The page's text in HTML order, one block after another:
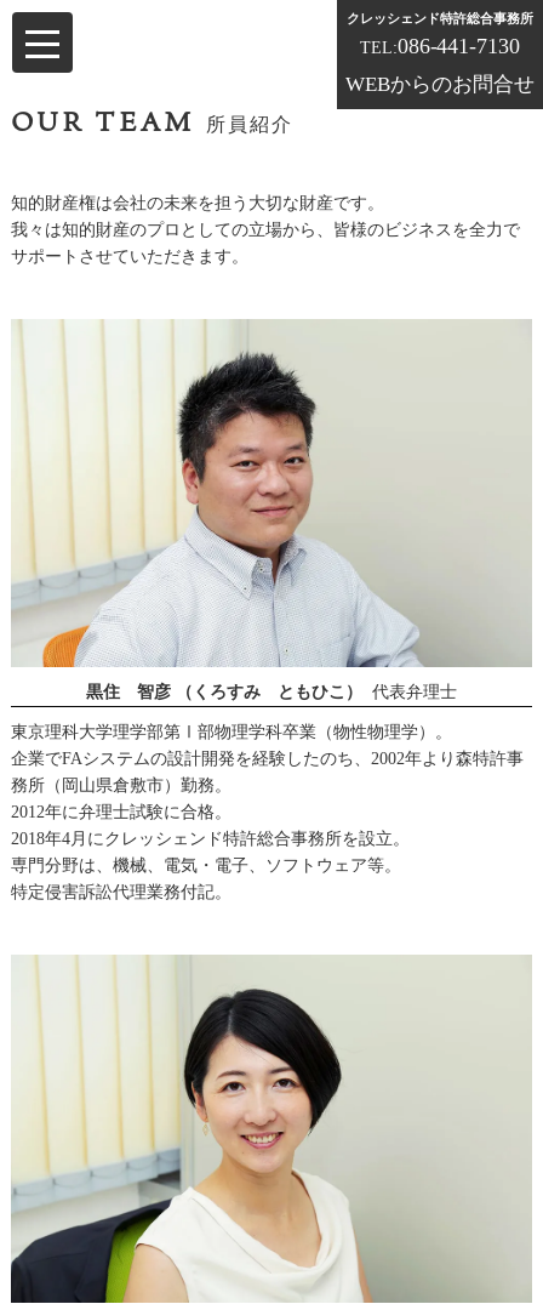
クレッシェンド特許総合事務所
TEL:086-441-7130
WEBからのお問合せ
OUR TEAM 所員紹介
知的財産権は会社の未来を担う大切な財産です。
我々は知的財産のプロとしての立場から、皆様のビジネスを全力で
サポートさせていただきます。
黒住 智彦 （くろすみ ともひこ） 代表弁理士
東京理科大学理学部第Ⅰ部物理学科卒業（物性物理学）。
企業でFAシステムの設計開発を経験したのち、2002年より森特許事
務所（岡山県倉敷市）勤務。
2012年に弁理士試験に合格。
2018年4月にクレッシェンド特許総合事務所を設立。
専門分野は、機械、電気・電子、ソフトウェア等。
特定侵害訴訟代理業務付記。